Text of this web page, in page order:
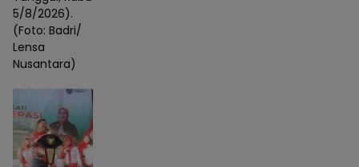
5/8/2026).
(Foto: Badri/
Lensa
Nusantara)